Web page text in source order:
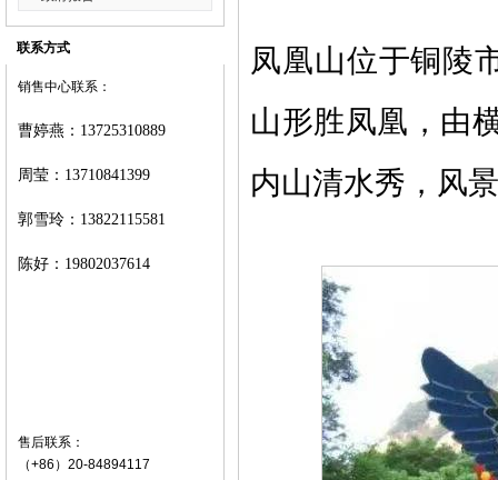
联系方式
销售中心联系：
曹婷燕 ： 13725310889
周莹： 13710841399
郭雪玲： 13822115581
陈好： 19802037614
售后联系：
（+86）20-84894117
凤凰山位于铜陵
山形胜凤凰，由
内山清水秀，风